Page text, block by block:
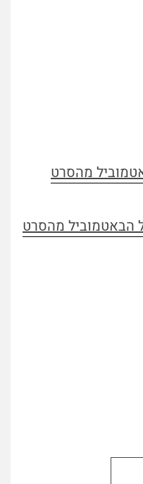
מהסרט
הבאטמוביל מהסרט